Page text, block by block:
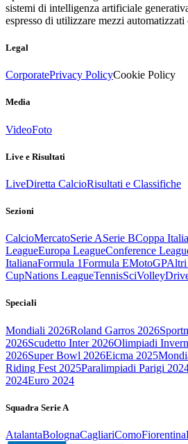
sistemi di intelligenza artificiale
espresso di utilizzare mezzi automatizzati
Legal
CorporatePrivacy PolicyCookie Policy
Media
VideoFoto
Live e Risultati
LiveDiretta CalcioRisultati e Classifiche
Sezioni
CalcioMercatoSerie ASerie BCoppa Italia
LeagueEuropa LeagueConference
ItalianaFormula 1Formula EMotoGPAltri
CupNations LeagueTennisSciVolley
Speciali
Mondiali 2026Roland Garros 2026
2026Scudetto Inter 2026Olimpiadi
2026Super Bowl 2026Eicma 2025
Riding Fest 2025Paralimpiadi Parigi
2024Euro 2024
Squadra Serie A
AtalantaBolognaCagliariComoFiorentina